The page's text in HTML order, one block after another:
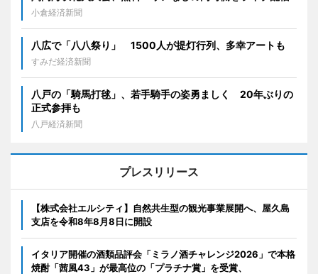
小倉経済新聞
八広で「八八祭り」 1500人が提灯行列、多幸アートも
すみだ経済新聞
八戸の「騎馬打毬」、若手騎手の姿勇ましく 20年ぶりの
正式参拝も
八戸経済新聞
プレスリリース
【株式会社エルシティ】自然共生型の観光事業展開へ、屋久島
支店を令和8年8月8日に開設
イタリア開催の酒類品評会「ミラノ酒チャレンジ2026」で本格
焼酎「茜風43」が最高位の「プラチナ賞」を受賞、